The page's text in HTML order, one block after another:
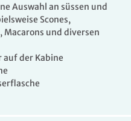
Auswahl an süssen und
Scones,
Macarons und diversen
der Kabine